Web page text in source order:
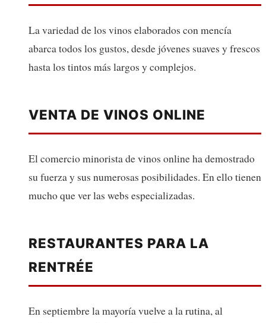
La variedad de los vinos elaborados con mencía
abarca todos los gustos, desde jóvenes suaves y frescos
hasta los tintos más largos y complejos.
VENTA DE VINOS ONLINE
El comercio minorista de vinos online ha demostrado
su fuerza y sus numerosas posibilidades. En ello tienen
mucho que ver las webs especializadas.
RESTAURANTES PARA LA
RENTRÉE
En septiembre la mayoría vuelve a la rutina, al